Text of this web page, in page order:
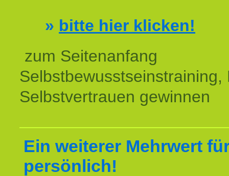
» bitte hier klicken!
zum Seitenanfang
Selbstbewusstseinstraining,
Selbstvertrauen gewinnen
Ein weiterer Mehrwert
persönlich!